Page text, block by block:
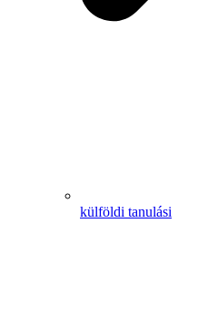
külföldi tanulási